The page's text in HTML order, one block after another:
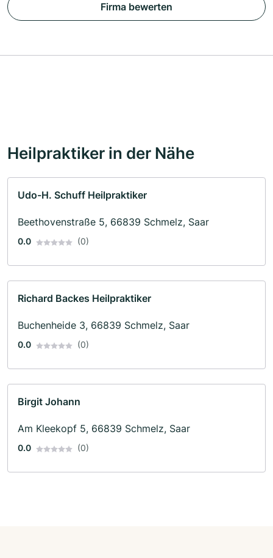
Firma bewerten
Heilpraktiker in der Nähe
Udo-H. Schuff Heilpraktiker
Beethovenstraße 5, 66839 Schmelz, Saar
0.0 (0)
Richard Backes Heilpraktiker
Buchenheide 3, 66839 Schmelz, Saar
0.0 (0)
Birgit Johann
Am Kleekopf 5, 66839 Schmelz, Saar
0.0 (0)